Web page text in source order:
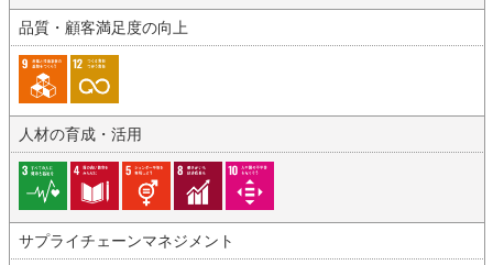
品質・顧客満足度の向上
人材の育成・活用
サプライチェーンマネジメント